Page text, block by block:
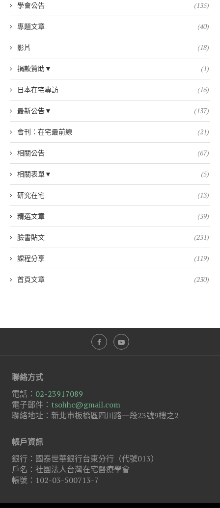
學會公告 (135)
專題文章 (40)
影片 (18)
捐款贊助▼ (1)
日本在宅專訪 (16)
最新公告▼ (137)
會刊：在宅最前線 (21)
相關公告 (67)
相關表單▼ (5)
研究在宅 (13)
精選文章 (39)
臉書貼文 (231)
課程分享 (119)
首頁文章 (230)
聯絡方式
電話： 02-23917089
電子郵件： tsohhc@gmail.com
聯絡地址：新北市板橋區四川路一段23號9樓之2
帳戶資訊
銀行：國泰世華銀行台東分行（代號013）
戶名：社團法人台灣在宅醫療學會
帳號：102-03-500713-7